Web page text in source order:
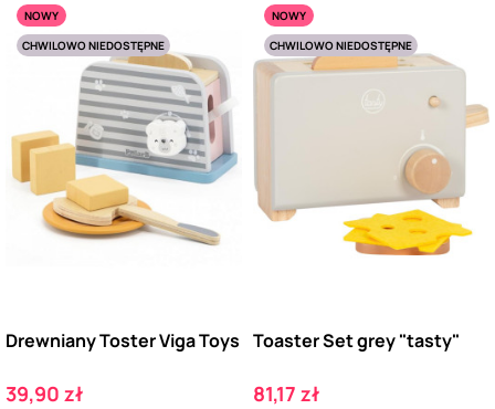
NOWY
CHWILOWO NIEDOSTĘPNE
Drewniany Toster Viga Toys
Cena
39,90 zł
NOWY
CHWILOWO NIEDOSTĘPNE
Toaster Set grey "tasty"
Cena
81,17 zł